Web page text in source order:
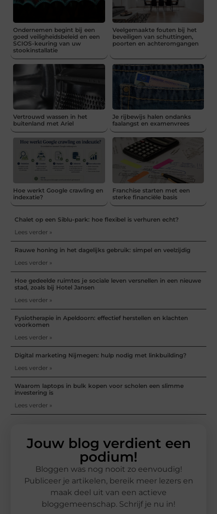
Ondernemen begint bij een
goed veiligheidsbeleid en een
SCIOS-keuring van uw
stookinstallatie
Veelgemaakte fouten bij het
beveiligen van schuttingen,
poorten en achteromgangen
Vertrouwd wassen in het
buitenland met Ariel
Je rijbewijs halen ondanks
faalangst en examenvrees
Hoe werkt Google crawling en
indexatie?
Franchise starten met een
sterke financiële basis
Chalet op een Siblu-park: hoe flexibel is verhuren echt?
Lees verder »
Rauwe honing in het dagelijks gebruik: simpel en veelzijdig
Lees verder »
Hoe gedeelde ruimtes je sociale leven versnellen in een nieuwe
stad, zoals bij Hotel Jansen
Lees verder »
Fysiotherapie in Apeldoorn: effectief herstellen en klachten
voorkomen
Lees verder »
Digital marketing Nijmegen: hulp nodig met linkbuilding?
Lees verder »
Waarom laptops in bulk kopen voor scholen een slimme
investering is
Lees verder »
Jouw blog verdient een
podium!
Bloggen was nog nooit zo eenvoudig!
Publiceer je artikelen, bereik meer lezers en
maak deel uit van een actieve
bloggemeenschap. Schrijf je nu in!